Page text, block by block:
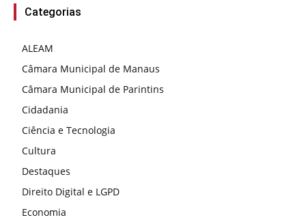
Categorias
ALEAM
Câmara Municipal de Manaus
Câmara Municipal de Parintins
Cidadania
Ciência e Tecnologia
Cultura
Destaques
Direito Digital e LGPD
Economia